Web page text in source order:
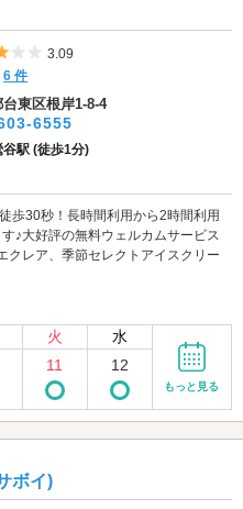
5つ星のうち3
3.09
6 件
東区根岸1-8-4
6555
谷駅 (徒歩1分)
歩30秒！長時間利用から2時間利用
♪大好評の無料ウェルカムサービス
クレア、季節セレクトアイスクリー
火 水
11 12
もっと見る
ボイ)